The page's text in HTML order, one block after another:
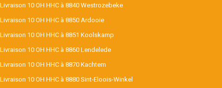
Livraison 10 OH HHC à 8840 Westrozebeke
Livraison 10 OH HHC à 8850 Ardooie
Livraison 10 OH HHC à 8851 Koolskamp
Livraison 10 OH HHC à 8860 Lendelede
Livraison 10 OH HHC à 8870 Kachtem
Livraison 10 OH HHC à 8880 Sint-Eloois-Winkel